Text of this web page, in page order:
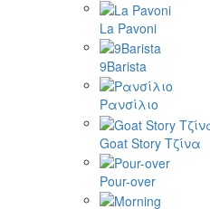
La Pavoni
9Barista
Ρανσίλιο
Goat Story Τζίνα
Pour-over